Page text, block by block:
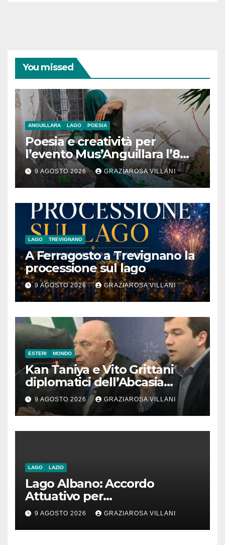
You missed
ANGUILLARA LAGO POESIA
Poesia e creatività per
l’evento Mus’Anguillara l’8
agosto 2026 al Museo
Contadino
9 AGOSTO 2026 GRAZIAROSA VILLANI
LAGO TREVIGNANO
A Ferragosto a Trevignano la
processione sul lago
9 AGOSTO 2026 GRAZIAROSA VILLANI
ESTERI MONDO
Kan Taniya e Vito Grittani
diplomatici dell’Abcasia
contro nota del governo
romeno. “Non si può invocare
la costruzione di ponti e allo
stesso tempo condannare
9 AGOSTO 2026 GRAZIAROSA VILLANI
LAGO LAZIO
Lago Albano: Accordo
Attuativo per
l’interconnessione
acquedottistica da 29,5
milioni di euro
9 AGOSTO 2026 GRAZIAROSA VILLANI